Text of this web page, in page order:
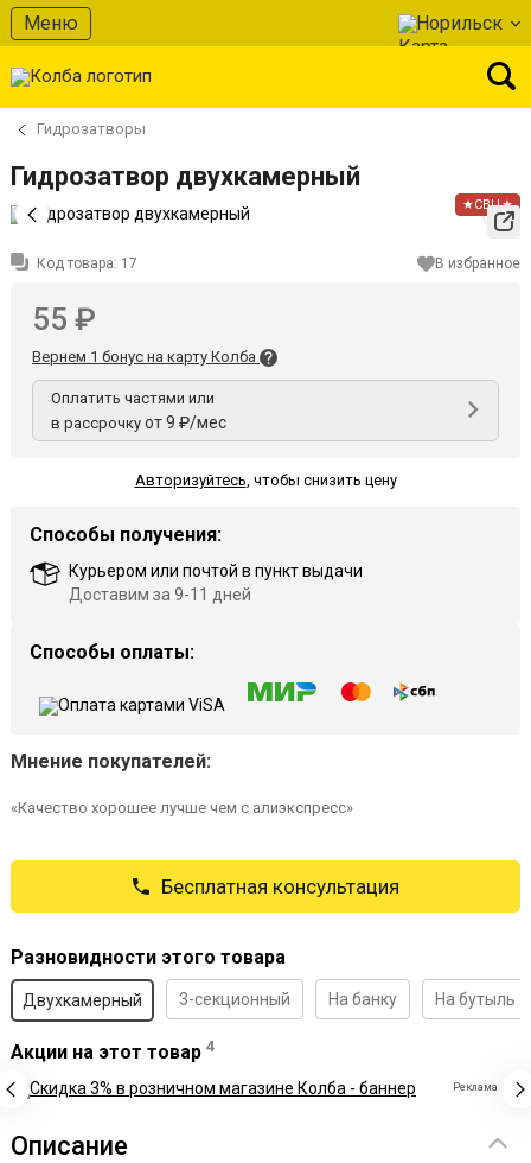
Меню Норильск
Гидрозатворы
Гидрозатвор двухкамерный
★СВЦ★
Код товара: 17 В избранное
55 ₽
Вернем 1 бонус на карту Колба
Оплатить частями или
в рассрочку от 9 ₽/мес
Авторизуйтесь, чтобы снизить цену
Способы получения:
Курьером или почтой в пункт выдачи
Доставим за 9-11 дней
Способы оплаты:
Мнение покупателей:
«Качество хорошее лучше чем с алиэкспресс»
Бесплатная консультация
Разновидности этого товара
Двухкамерный 3-секционный На банку На бутыль
Акции на этот товар 4
Реклама
Описание